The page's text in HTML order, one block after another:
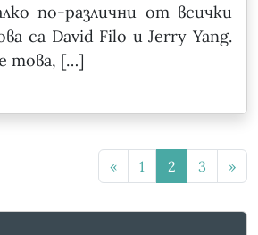
по-различни от всички
са David Filo и Jerry Yang.
това, […]
« 1 2 3 »